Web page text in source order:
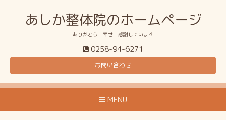
あしか整体院のホームページ
ありがとう 幸せ 感謝しています
0258-94-6271
お問い合わせ
MENU